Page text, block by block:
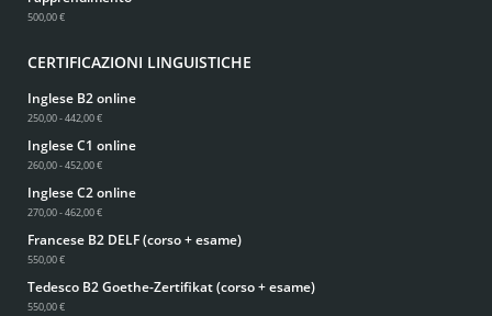
500,00 €
CERTIFICAZIONI LINGUISTICHE
Inglese B2 online
250,00 - 442,00 €
Inglese C1 online
260,00 - 452,00 €
Inglese C2 online
270,00 - 462,00 €
Francese B2 DELF (corso + esame)
550,00 €
Tedesco B2 Goethe-Zertifikat (corso + esame)
550,00 €